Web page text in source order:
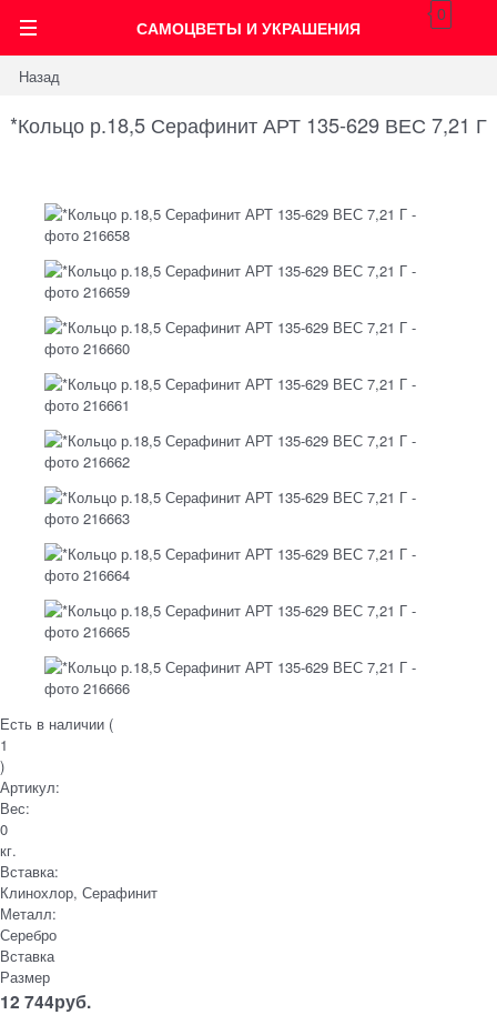
САМОЦВЕТЫ И УКРАШЕНИЯ
0
Назад
*Кольцо р.18,5 Серафинит АРТ 135-629 ВЕС 7,21 Г
Есть в наличии (
1
)
Артикул:
Вес:
0
кг.
Вставка:
Клинохлор, Серафинит
Металл:
Серебро
Вставка
Размер
12 744руб.